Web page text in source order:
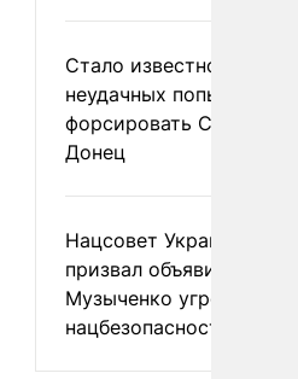
Стало известно о
неудачных попытках
форсировать
Донец
Нацсовет Украины по
призвал объявить
Музыченко угрозой
нацбезопасности